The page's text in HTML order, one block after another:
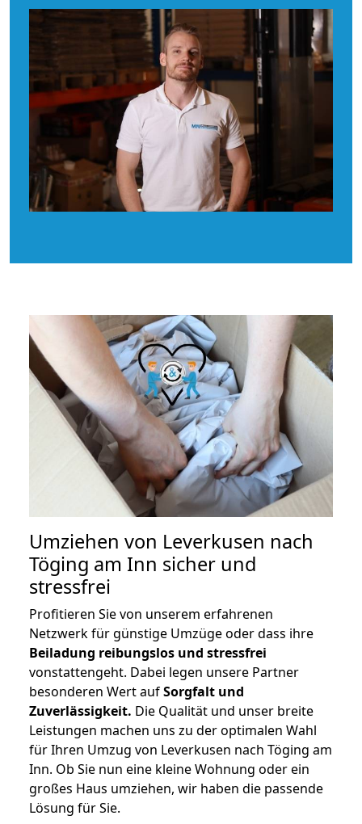
Umziehen von Leverkusen nach
Töging am Inn sicher und
stressfrei
Profitieren Sie von unserem erfahrenen
Netzwerk für günstige Umzüge oder dass ihre
Beiladung reibungslos und stressfrei
vonstattengeht. Dabei legen unsere Partner
besonderen Wert aufSorgfalt und
Zuverlässigkeit. Die Qualität und unser breite
Leistungen machen uns zu der optimalen Wahl
für Ihren Umzug von Leverkusen nach Töging am
Inn. Ob Sie nun eine kleine Wohnung oder ein
großes Haus umziehen, wir haben die passende
Lösung für Sie.